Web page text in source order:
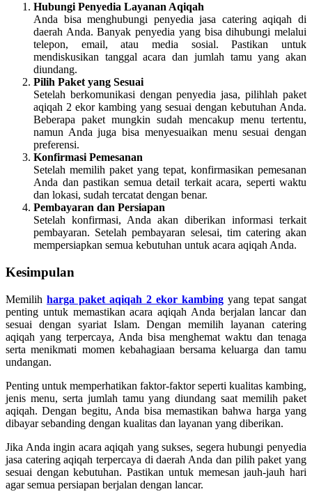
Hubungi Penyedia Layanan Aqiqah
Anda bisa menghubungi penyedia jasa catering aqiqah di
daerah Anda. Banyak penyedia yang bisa dihubungi melalui
telepon, email, atau media sosial. Pastikan untuk
mendiskusikan tanggal acara dan jumlah tamu yang akan
diundang.
Pilih Paket yang Sesuai
Setelah berkomunikasi dengan penyedia jasa, pilihlah paket
aqiqah 2 ekor kambing yang sesuai dengan kebutuhan Anda.
Beberapa paket mungkin sudah mencakup menu tertentu,
namun Anda juga bisa menyesuaikan menu sesuai dengan
preferensi.
Konfirmasi Pemesanan
Setelah memilih paket yang tepat, konfirmasikan pemesanan
Anda dan pastikan semua detail terkait acara, seperti waktu
dan lokasi, sudah tercatat dengan benar.
Pembayaran dan Persiapan
Setelah konfirmasi, Anda akan diberikan informasi terkait
pembayaran. Setelah pembayaran selesai, tim catering akan
mempersiapkan semua kebutuhan untuk acara aqiqah Anda.
Kesimpulan
Memilih harga paket aqiqah 2 ekor kambing yang tepat sangat
penting untuk memastikan acara aqiqah Anda berjalan lancar dan
sesuai dengan syariat Islam. Dengan memilih layanan catering
aqiqah yang terpercaya, Anda bisa menghemat waktu dan tenaga
serta menikmati momen kebahagiaan bersama keluarga dan tamu
undangan.
Penting untuk memperhatikan faktor-faktor seperti kualitas kambing,
jenis menu, serta jumlah tamu yang diundang saat memilih paket
aqiqah. Dengan begitu, Anda bisa memastikan bahwa harga yang
dibayar sebanding dengan kualitas dan layanan yang diberikan.
Jika Anda ingin acara aqiqah yang sukses, segera hubungi penyedia
jasa catering aqiqah terpercaya di daerah Anda dan pilih paket yang
sesuai dengan kebutuhan. Pastikan untuk memesan jauh-jauh hari
agar semua persiapan berjalan dengan lancar.